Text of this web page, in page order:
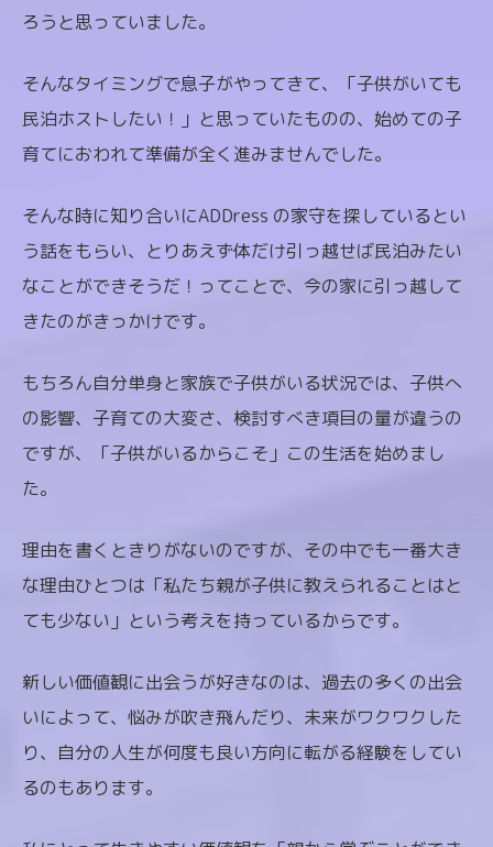
ろうと思っていました。
そんなタイミングで息子がやってきて、「子供がいても
民泊ホストしたい！」と思っていたものの、始めての子
育てにおわれて準備が全く進みませんでした。
そんな時に知り合いにADDress の家守を探しているとい
う話をもらい、とりあえず体だけ引っ越せば民泊みたい
なことができそうだ！ってことで、今の家に引っ越して
きたのがきっかけです。
もちろん自分単身と家族で子供がいる状況では、子供へ
の影響、子育ての大変さ、検討すべき項目の量が違うの
ですが、「子供がいるからこそ」この生活を始めまし
た。
理由を書くときりがないのですが、その中でも一番大き
な理由ひとつは「私たち親が子供に教えられることはと
ても少ない」という考えを持っているからです。
新しい価値観に出会うが好きなのは、過去の多くの出会
いによって、悩みが吹き飛んだり、未来がワクワクした
り、自分の人生が何度も良い方向に転がる経験をしてい
るのもあります。